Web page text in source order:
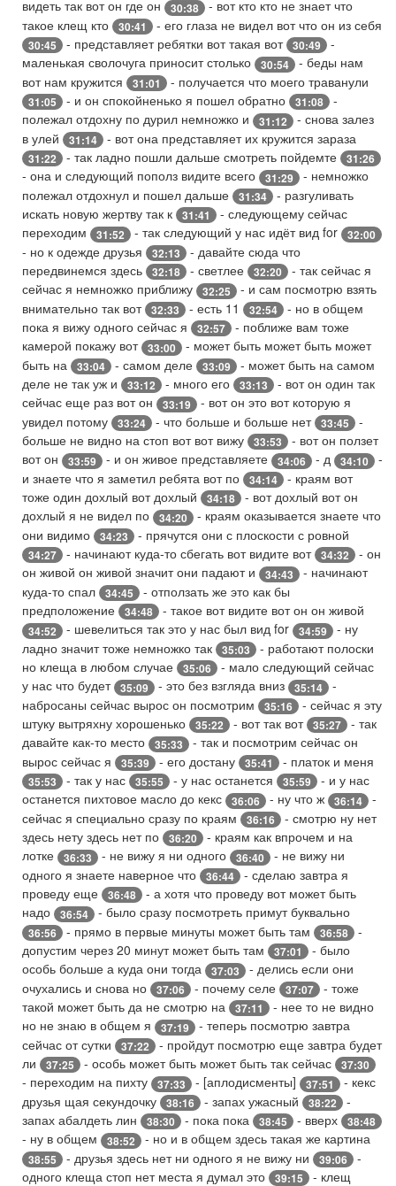
видеть так вот он где он
30:38
- вот кто кто не знает что
такое клещ кто
30:41 - его глаза не видел вот что он из себя
30:45 - представляет ребятки вот такая вот 30:49
-
маленькая сволочуга приносит столько
30:54
- беды нам
вот нам кружится
31:01 - получается что моего траванули
31:05 - и он спокойненько я пошел обратно 31:08
-
полежал отдохну по дурил немножко и
31:12
- снова залез
в улей
31:14 - вот она представляет их кружится зараза
31:22 - так ладно пошли дальше смотреть пойдемте 31:26
- она и следующий пополз видите всего 31:29
- немножко
полежал отдохнул и пошел дальше
31:34
- разгуливать
искать новую жертву так к
31:41
- следующему сейчас
переходим
31:52 - так следующий у нас идёт вид for 32:00
- но к одежде друзья 32:13
- давайте сюда что
передвинемся здесь
32:18 - светлее 32:20
- так сейчас я
сейчас я немножко приближу
32:25
- и сам посмотрю взять
внимательно так вот 32:33 - есть 11 32:54
- но в общем
пока я вижу одного сейчас я
32:57
- поближе вам тоже
камерой покажу вот 33:00
- может быть может быть может
быть на
33:04 - самом деле 33:09
- может быть на самом
деле не так уж и
33:12 - много его 33:13
- вот он один так
сейчас еще раз вот он
33:19
- вот он это вот которую я
увидел потому
33:24 - что больше и больше нет 33:45
-
больше не видно на стоп вот вот вижу
33:53
- вот он ползет
вот он
33:59 - и он живое представляете 34:06 - д 34:10
-
и знаете что я заметил ребята вот по
34:14
- краям вот
тоже один дохлый вот дохлый
34:18
- вот дохлый вот он
дохлый я не видел по
34:20
- краям оказывается знаете что
они видимо
34:23 - прячутся они с плоскости с ровной
34:27 - начинают куда-то сбегать вот видите вот 34:32
- он
он живой он живой значит они падают и
34:43
- начинают
куда-то спал
34:45
- отползать же это как бы
предположение
34:48 - такое вот видите вот он он живой
34:52 - шевелиться так это у нас был вид for 34:59
- ну
ладно значит тоже немножко так
35:03
- работают полоски
но клеща в любом случае
35:06
- мало следующий сейчас
у нас что будет 35:09 - это без взгляда вниз 35:14
-
набросаны сейчас вырос он посмотрим
35:16
- сейчас я эту
штуку вытряхну хорошенько
35:22 - вот так вот 35:27
- так
давайте как-то место
35:33
- так и посмотрим сейчас он
вырос сейчас я
35:39 - его достану 35:41 - платок и меня
35:53 - так у нас 35:55 - у нас останется 35:59
- и у нас
останется пихтовое масло до кекс
36:06 - ну что ж 36:14
-
сейчас я специально сразу по краям
36:16
- смотрю ну нет
здесь нету здесь нет по
36:20
- краям как впрочем и на
лотке
36:33 - не вижу я ни одного 36:40
- не вижу ни
одного я знаете наверное что
36:44
- сделаю завтра я
проведу еще
36:48
- а хотя что проведу вот может быть
надо
36:54 - было сразу посмотреть примут буквально
36:56 - прямо в первые минуты может быть там 36:58
-
допустим через 20 минут может быть там
37:01
- было
особь больше а куда они тогда
37:03
- делись если они
очухались и снова но
37:06 - почему селе 37:07
- тоже
такой может быть да не смотрю на
37:11
- нее то не видно
но не знаю в общем я
37:19
- теперь посмотрю завтра
сейчас от сутки
37:22
- пройдут посмотрю еще завтра будет
ли
37:25 - особь может быть может быть так сейчас 37:30
- переходим на пихту 37:33 - [аплодисменты] 37:51
- кекс
друзья щая секундочку
38:16 - запах ужасный 38:22
-
запах абалдеть лин
38:30 - пока пока 38:45 - вверх 38:48
- ну в общем 38:52 - но и в общем здесь такая же картина
38:55 - друзья здесь нет ни одного я не вижу ни 39:06
-
одного клеща стоп нет места я думал это
39:15 - клещ